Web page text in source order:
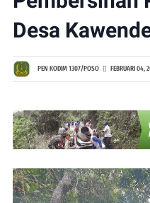
Desa
PEN KODIM 1307/POSO FEBRUARI 04,